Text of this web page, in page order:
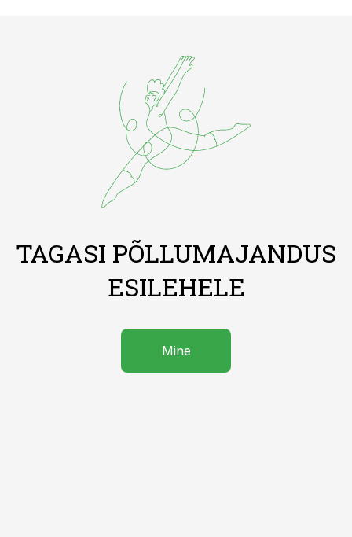
TAGASI PÕLLUMAJANDUS
ESILEHELE
Mine